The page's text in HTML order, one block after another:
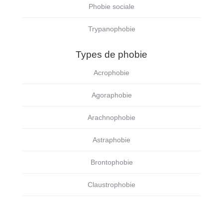
Phobie sociale
Trypanophobie
Types de phobie
Acrophobie
Agoraphobie
Arachnophobie
Astraphobie
Brontophobie
Claustrophobie